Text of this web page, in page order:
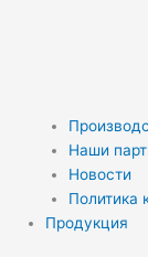
Наши
Новости
Политика
Продукция